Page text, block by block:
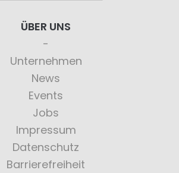
ÜBER UNS
Unternehmen
News
Events
Jobs
Impressum
Datenschutz
Barrierefreiheit